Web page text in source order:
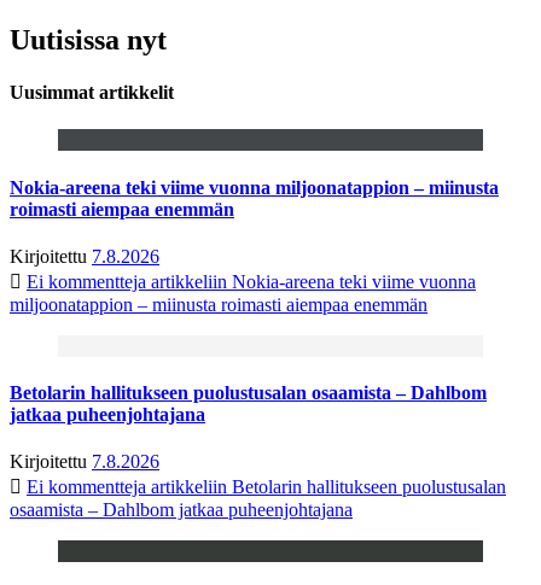
Uutisissa nyt
Uusimmat artikkelit
Nokia-areena teki viime vuonna miljoonatappion – miinusta
roimasti aiempaa enemmän
Kirjoitettu 7.8.2026
Ei kommentteja artikkeliin Nokia-areena teki viime vuonna
miljoonatappion – miinusta roimasti aiempaa enemmän
Betolarin hallitukseen puolustusalan osaamista – Dahlbom
jatkaa puheenjohtajana
Kirjoitettu 7.8.2026
Ei kommentteja artikkeliin Betolarin hallitukseen puolustusalan
osaamista – Dahlbom jatkaa puheenjohtajana